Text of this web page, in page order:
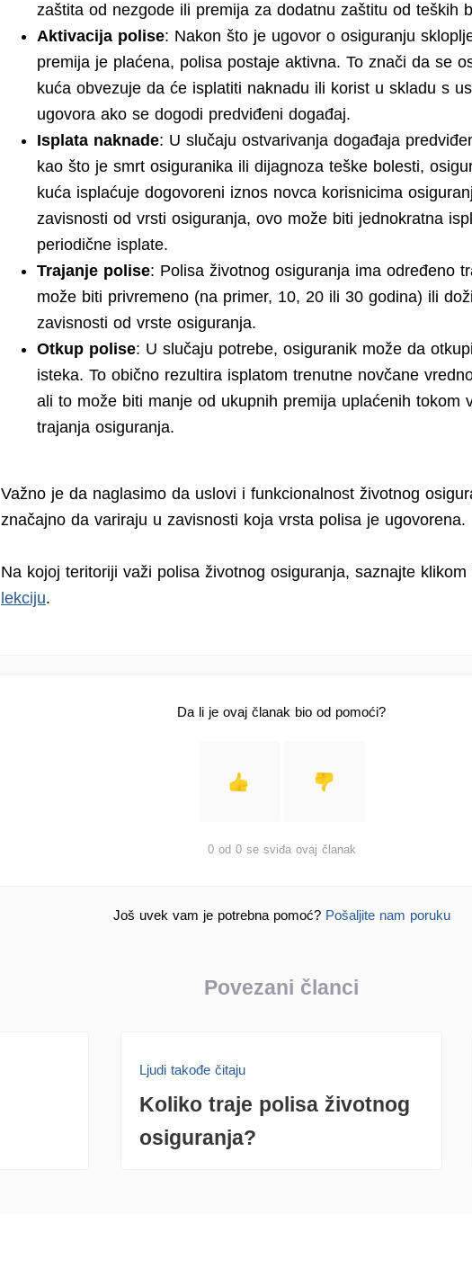
zaštita od nezgode ili premija za dodatnu zaštitu od teških
Aktivacija polise: Nakon što je ugovor o osiguranju
premija je plaćena, polisa postaje aktivna. To znači da se
kuća obvezuje da će isplatiti naknadu ili korist u skladu s
ugovora ako se dogodi predviđeni događaj.
Isplata naknade: U slučaju ostvarivanja događaja
kao što je smrt osiguranika ili dijagnoza teške bolesti,
kuća isplaćuje dogovoreni iznos novca korisnicima
zavisnosti od vrsti osiguranja, ovo može biti jednokratna
periodične isplate.
Trajanje polise: Polisa životnog osiguranja ima određeno
može biti privremeno (na primer, 10, 20 ili 30 godina) ili
zavisnosti od vrste osiguranja.
Otkup polise: U slučaju potrebe, osiguranik može da
isteka. To obično rezultira isplatom trenutne novčane
ali to može biti manje od ukupnih premija uplaćenih tokom
trajanja osiguranja.
Važno je da naglasimo da uslovi i funkcionalnost životnog
značajno da variraju u zavisnosti koja vrsta polisa je ugovorena.
Na kojoj teritoriji važi polisa životnog osiguranja, saznajte klikom
lekciju.
Da li je ovaj članak bio od pomoći?
0 od 0 se sviđa ovaj članak
Još uvek vam je potrebna pomoć? Pošaljite nam poruku
Povezani članci
Ljudi takođe čitaju
Koliko traje polisa životnog
osiguranja?